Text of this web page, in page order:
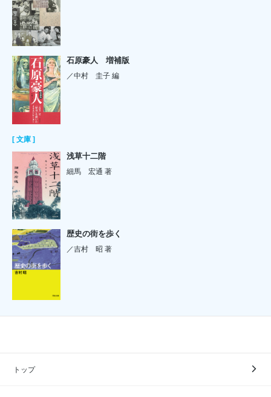
石原豪人 増補版
／中村 圭子 編
[ 文庫 ]
浅草十二階
細馬 宏通 著
歴史の街を歩く
／吉村 昭 著
トップ